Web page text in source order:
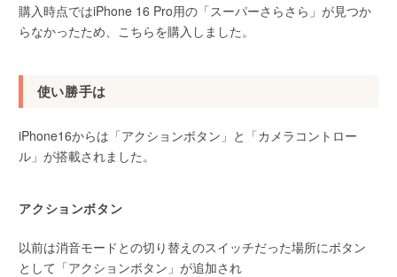
購入時点ではiPhone 16 Pro用の「スーパーさらさら」が見つか
らなかったため、こちらを購入しました。
使い勝手は
iPhone16からは「アクションボタン」と「カメラコントロー
ル」が搭載されました。
アクションボタン
以前は消音モードとの切り替えのスイッチだった場所にボタン
として「アクションボタン」が追加され